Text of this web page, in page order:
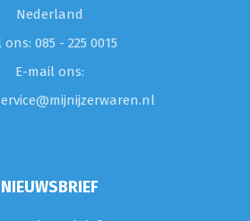
Nederland
ons: 085 - 225 0015
E-mail ons:
NIEUWSBRIEF